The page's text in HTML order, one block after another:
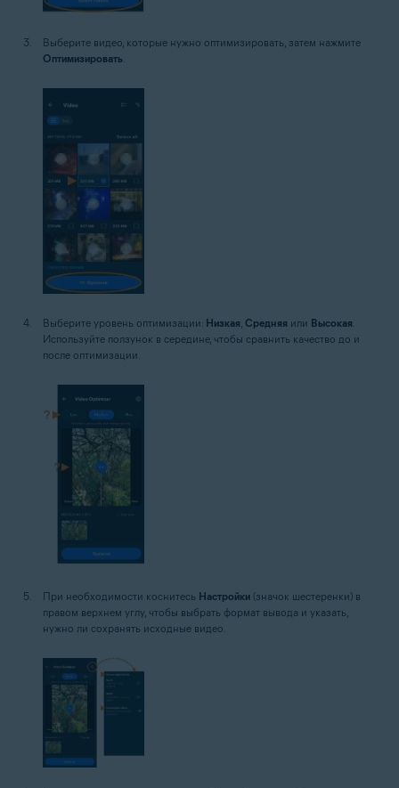
Выберите видео, которые нужно оптимизировать, затем нажмите
Оптимизировать
Выберите уровень оптимизации: Низкая, Средняя или Высокая.
Используйте ползунок в середине, чтобы сравнить качество до и
после оптимизации.
При необходимости коснитесь Настройки (значок шестеренки) в
правом верхнем углу, чтобы выбрать формат вывода и указать,
нужно ли сохранять исходные видео.